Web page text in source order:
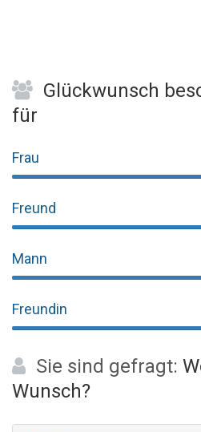
Glückwunsch
für
Frau
Freund
Mann
Freundin
Sie sind gefragt:
Wunsch?